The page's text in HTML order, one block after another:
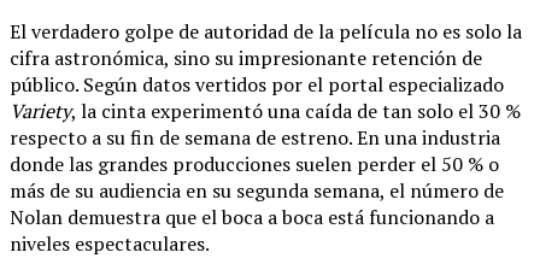
El verdadero golpe de autoridad de la película no es solo la
cifra astronómica, sino su impresionante retención de
público. Según datos vertidos por el portal especializado
Variety, la cinta experimentó una caída de tan solo el 30 %
respecto a su fin de semana de estreno. En una industria
donde las grandes producciones suelen perder el 50 % o
más de su audiencia en su segunda semana, el número de
Nolan demuestra que el boca a boca está funcionando a
niveles espectaculares.